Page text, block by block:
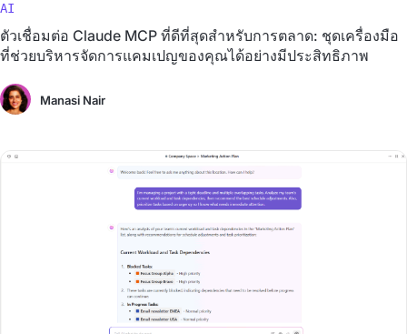
AI
ตัวเชื่อมต่อ Claude MCP ที่ดีที่สุดสำหรับการตลาด: ชุดเครื่องมือ
ที่ช่วยบริหารจัดการแคมเปญของคุณได้อย่างมีประสิทธิภาพ
Manasi Nair